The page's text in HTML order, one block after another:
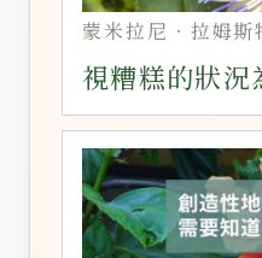
蒙米拉尼‧拉姆斯
視糟糕的狀況